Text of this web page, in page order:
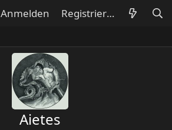
Anmelden Registrieren
Aietes